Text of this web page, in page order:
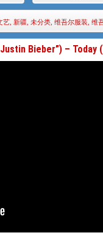
艺 新疆 未分类 维吾尔服装 维
Bieber”) – Today